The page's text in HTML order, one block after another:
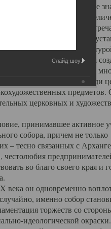
его кафедральное
города. Обширный и
нигде не
символических
же с живописью,
Троицкого храма
собора, на протяжении
библиотеке, среди
церковных и
принимавшее активное
собора, причем не только
– тесно связанных с
во благо своего края и
он одновременно
именно собор
торжеств со
идеологической окраски.
Слайд-шоу: